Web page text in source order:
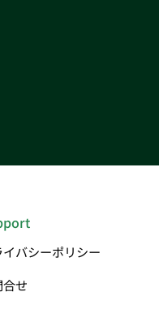
イバシーポリシー
せ